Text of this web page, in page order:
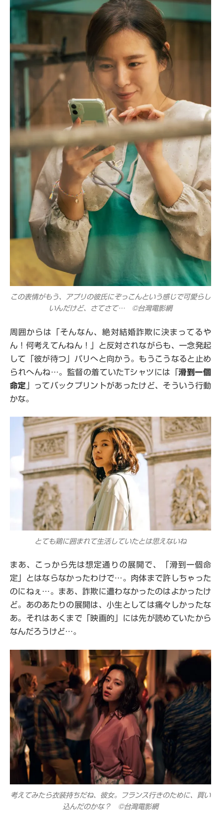
この表情がもう、アプリの彼氏にぞっこんという感じで可愛らし
いんだけど、さてさて… ©台灣電影網
周囲からは「そんなん、絶対結婚詐欺に決まってるや
ん！何考えてんねん！」と反対されながらも、一念発起
して「彼が待つ」パリへと向かう。もうこうなると止め
られへんね…。監督の着ていたTシャツには「滑到一個
命定 」ってバックプリントがあったけど、そういう行動
かな。
とても鶏に囲まれて生活していたとは思えないね
まあ、こっから先は想定通りの展開で、「滑到一個命
定」とはならなかったわけで…。肉体まで許しちゃった
のにねぇ…。まあ、詐欺に遭わなかったのはよかったけ
ど。あのあたりの展開は、小生としては痛々しかったな
あ。それはあくまで「映画的」には先が読めていたから
なんだろうけど…。
考えてみたら衣装持ちだね、彼女。フランス行きのために、買い
込んだのかな？ ©台灣電影網